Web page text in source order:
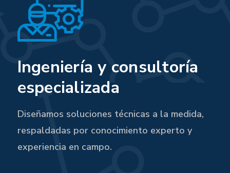
Ingeniería y consultoría
especializada
Diseñamos soluciones técnicas a la medida,
respaldadas por conocimiento experto y
experiencia en campo.